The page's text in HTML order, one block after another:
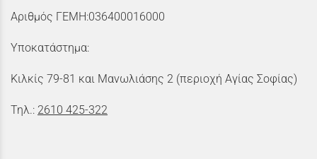
Αριθμός ΓΕΜΗ:036400016000
Υποκατάστημα:
Κιλκίς 79-81 και Μανωλιάσης 2 (περιοχή Αγίας Σοφίας)
Τηλ.: 2610 425-322